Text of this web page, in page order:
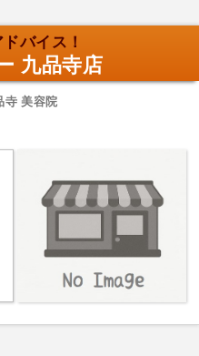
バイス！
九品寺店
寺 美容院